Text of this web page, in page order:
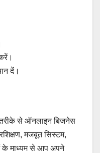
दें।
तरीके से ऑनलाइन बिजनेस
मजबूत सिस्टम,
के माध्यम से आप अपने